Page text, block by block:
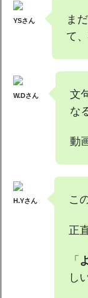
YSさん
ま
て
W.Dさん
文
な
動
H.Yさん こ
正
「
し